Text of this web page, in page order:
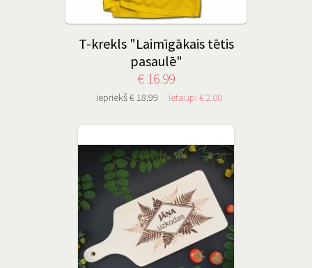
T-krekls "Laimīgākais tētis
pasaulē"
€ 16.99
iepriekš € 18.99 ietaupi € 2.00